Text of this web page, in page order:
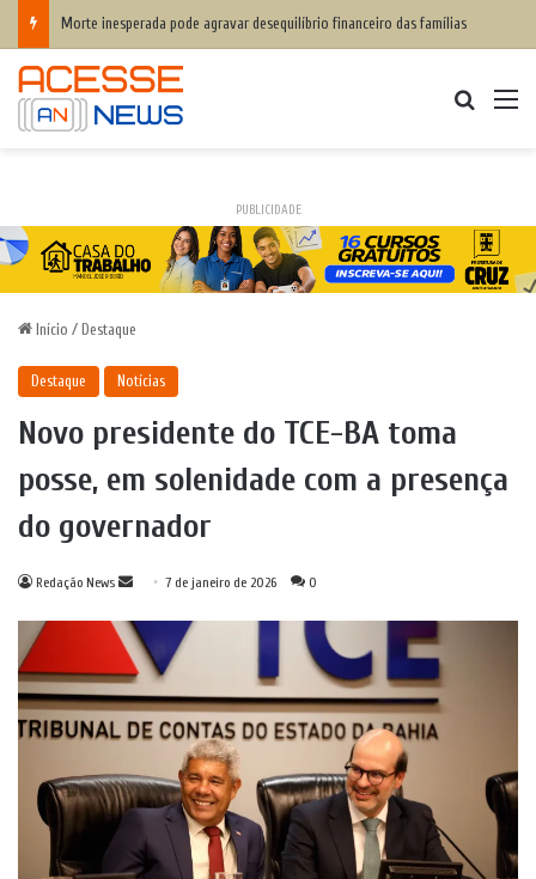
Morte inesperada pode agravar desequilíbrio financeiro das famílias
PUBLICIDADE
Início / Destaque
Destaque Notícias
Novo presidente do TCE-BA toma
posse, em solenidade com a presença
do governador
Redação News
Mande
e-
mail
7 de janeiro de 2026 0